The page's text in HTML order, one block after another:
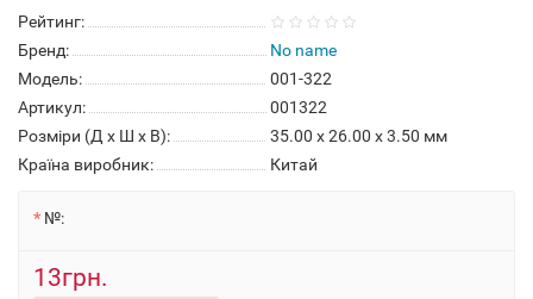
Рейтинг:
Бренд:
No name
Модель:
001-322
Артикул:
001322
Розміри (Д x Ш x В):
35.00 x 26.00 x 3.50 мм
Країна виробник:
Китай
№:
13грн.